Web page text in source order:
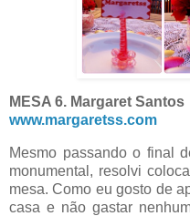
MESA 6. Margaret Santos
www.margaretss.com
Mesmo passando o final
monumental, resolvi
mesa. Como eu gosto de
casa e não gastar